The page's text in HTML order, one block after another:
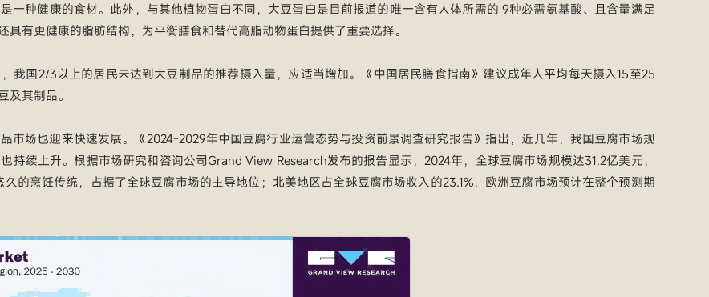
一种健康的食材。此外，与其他植物蛋白不同，大豆蛋白是目前报道的唯一含有人体所需的 9种必需氨基酸、且含量满足
有更健康的脂肪结构，为平衡膳食和替代高脂动物蛋白提供了重要选择。
我国2/3以上的居民未达到大豆制品的推荐摄入量，应适当增加。《中国居民膳食指南》建议成年人平均每天摄入15至25
其制品。
市场也迎来快速发展。《2024-2029年中国豆腐行业运营态势与投资前景调查研究报告》指出，近几年，我国豆腐市场规
续上升。根据市场研究和咨询公司Grand View Research发布的报告显示，2024年，全球豆腐市场规模达31.2亿美元，
的烹饪传统，占据了全球豆腐市场的主导地位；北美地区占全球豆腐市场收入的23.1%，欧洲豆腐市场预计在整个预测期